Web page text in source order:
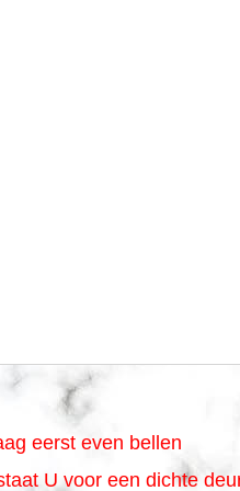
eerst even bellen
U voor een dichte